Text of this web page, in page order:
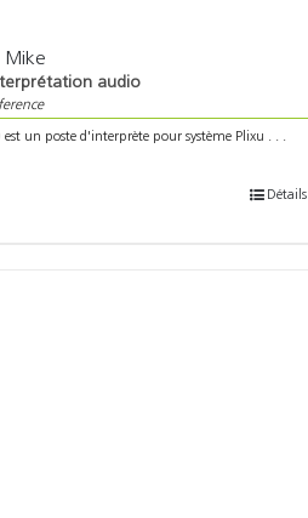
Mike
audio
est un poste d'interprète pour système Plixu . . .
Détails